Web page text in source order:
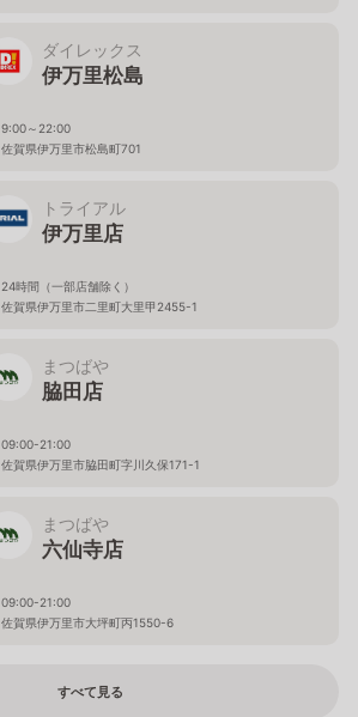
ダイレックス
伊万里松島
9:00～22:00
佐賀県伊万里市松島町701
トライアル
伊万里店
24時間（一部店舗除く）
佐賀県伊万里市二里町大里甲2455-1
まつばや
脇田店
09:00-21:00
佐賀県伊万里市脇田町字川久保171-1
まつばや
六仙寺店
09:00-21:00
佐賀県伊万里市大坪町丙1550-6
すべて見る